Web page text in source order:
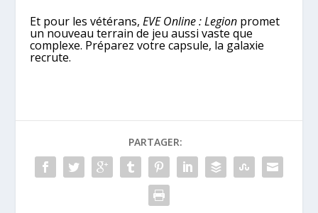
Et pour les vétérans,EVE Online : Legion promet
un nouveau terrain de jeu aussi vaste que
complexe. Préparez votre capsule, la galaxie
recrute.
PARTAGER: